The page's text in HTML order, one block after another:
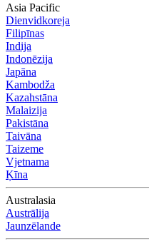
Asia Pacific
Dienvidkoreja
Filipīnas
Indija
Indonēzija
Japāna
Kambodža
Kazahstāna
Malaizija
Pakistāna
Taivāna
Taizeme
Vjetnama
Ķīna
Australasia
Austrālija
Jaunzēlande